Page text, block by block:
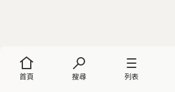
首頁 搜尋 列表